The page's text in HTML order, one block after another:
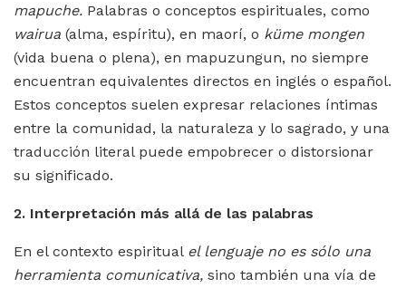
mapuche. Palabras o conceptos espirituales, como
wairua (alma, espíritu), en maorí, o küme mongen
(vida buena o plena), en mapuzungun, no siempre
encuentran equivalentes directos en inglés o español.
Estos conceptos suelen expresar relaciones íntimas
entre la comunidad, la naturaleza y lo sagrado, y una
traducción literal puede empobrecer o distorsionar
su significado.
2. Interpretación más allá de las palabras
En el contexto espiritual el lenguaje no es sólo una
herramienta comunicativa, sino también una vía de